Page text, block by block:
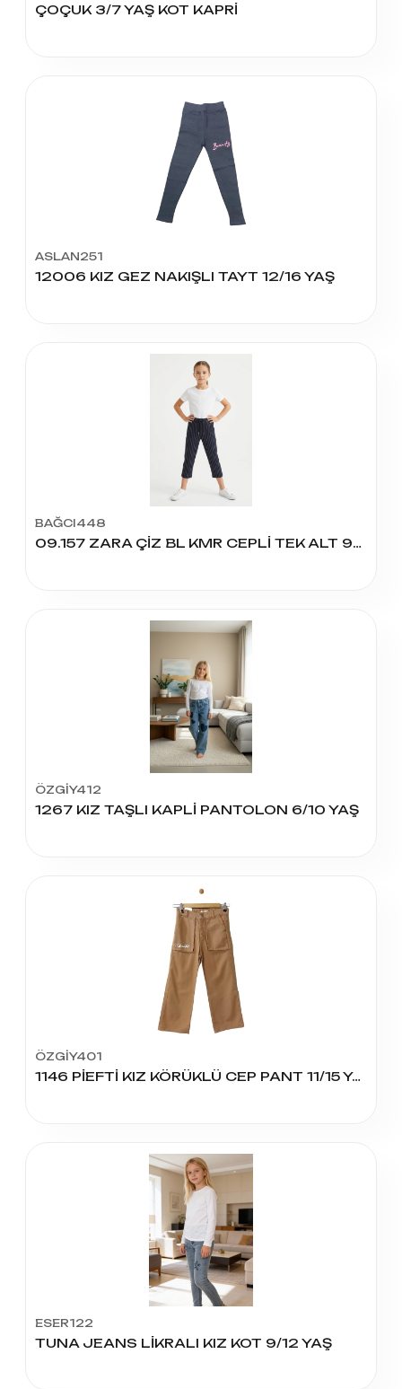
ÇOÇUK 3/7 YAŞ KOT KAPRİ
ASLAN251
12006 KIZ GEZ NAKIŞLI TAYT 12/16 YAŞ
BAĞCI448
09.157 ZARA ÇİZ BL KMR CEPLİ TEK ALT 9/12 YAŞ
ÖZGİY412
1267 KIZ TAŞLI KAPLİ PANTOLON 6/10 YAŞ
ÖZGİY401
1146 PİEFTİ KIZ KÖRÜKLÜ CEP PANT 11/15 YAŞ
ESER122
TUNA JEANS LİKRALI KIZ KOT 9/12 YAŞ